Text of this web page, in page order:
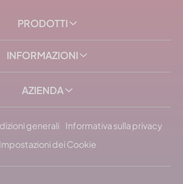
PRODOTTI
INFORMAZIONI
AZIENDA
generali
Informativa sulla privacy
Impostazioni dei Cookie